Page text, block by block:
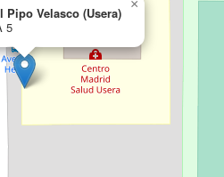
Pipo Velasco (Usera)
5
×